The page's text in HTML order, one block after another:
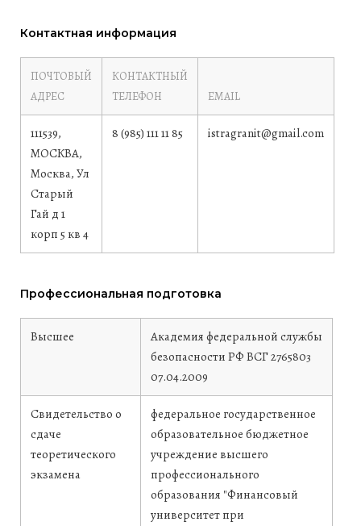
Контактная информация
ПОЧТОВЫЙ
АДРЕС
КОНТАКТНЫЙ
ТЕЛЕФОН
EMAIL
111539,
МОСКВА,
Москва, Ул
Старый
Гай д 1
корп 5 кв 4
8 (985) 111 11 85 istragranit@gmail.com
Профессиональная подготовка
Высшее
Академия федеральной службы
безопасности РФ ВСГ 2765803
07.04.2009
Свидетельство о
сдаче
теоретического
экзамена
федеральное государственное
образовательное бюджетное
учреждение высшего
профессионального
образования "Финансовый
университет при